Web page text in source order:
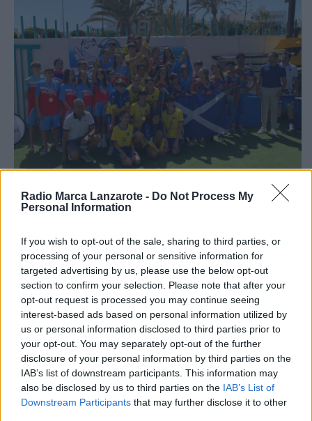
Radio Marca Lanzarote - Do Not Process My
Personal Information
If you wish to opt-out of the sale, sharing to third parties, or
processing of your personal or sensitive information for
targeted advertising by us, please use the below opt-out
section to confirm your selection. Please note that after your
opt-out request is processed you may continue seeing
interest-based ads based on personal information utilized by
us or personal information disclosed to third parties prior to
your opt-out. You may separately opt-out of the further
disclosure of your personal information by third parties on the
IAB’s list of downstream participants. This information may
also be disclosed by us to third parties on the IAB’s List of
Downstream Participants that may further disclose it to other
Siete nadadores del club contribuyen a dos podios
colectivos y varios éxitos individuales
17 Junio 2026, 07:38
El futuro del triatlón lanzaroteño
asegurado